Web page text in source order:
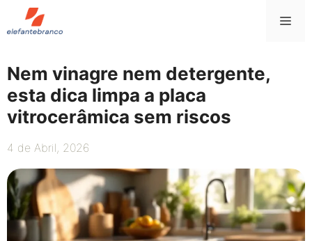
Saltar
para
Nem vinagre nem detergente,
esta dica limpa a placa
vitrocerâmica sem riscos
4 de Abril, 2026